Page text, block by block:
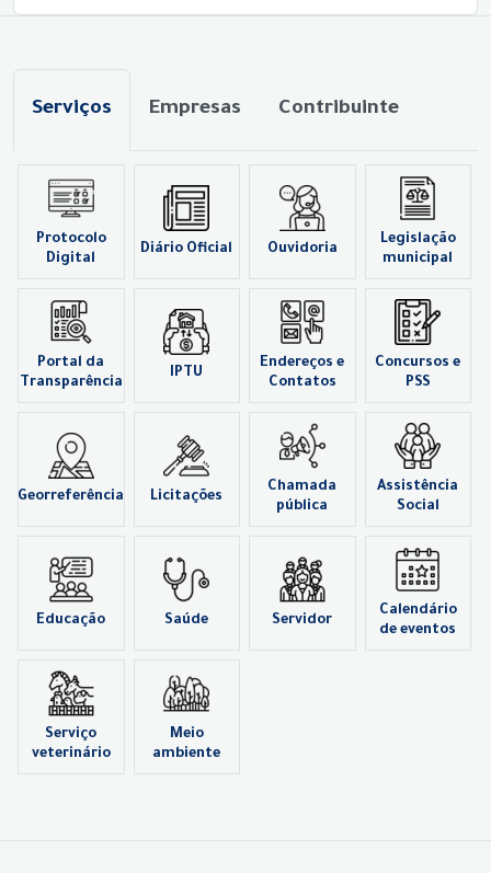
Serviços Empresas Contribuinte
Protocolo
Digital
Diário Oficial Ouvidoria
Legislação
municipal
Portal da
Transparência
IPTU
Endereços e
Contatos
Concursos e
PSS
Georreferência Licitações
Chamada
pública
Assistência
Social
Educação Saúde Servidor
Calendário
de eventos
Serviço
veterinário
Meio
ambiente